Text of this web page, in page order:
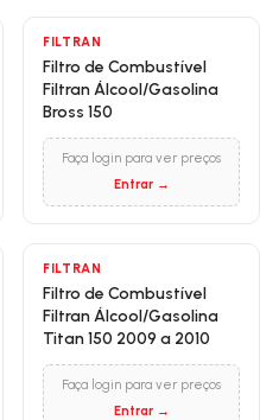
FILTRAN
Filtro de Combustível
Filtran Álcool/Gasolina
Bross 150
Faça login para ver preços
Entrar →
FILTRAN
Filtro de Combustível
Filtran Álcool/Gasolina
Titan 150 2009 a 2010
Faça login para ver preços
Entrar →